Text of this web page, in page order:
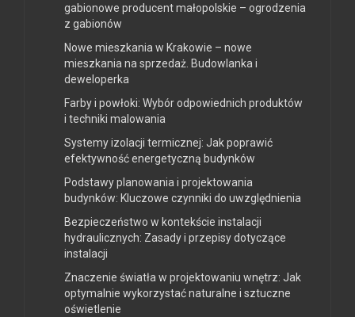
gabionowe producent małopolskie – ogrodzenia
z gabionów
Nowe mieszkania w Krakowie – nowe
mieszkania na sprzedaż. Budowlanka i
deweloperka
Farby i powłoki: Wybór odpowiednich produktów
i techniki malowania
Systemy izolacji termicznej: Jak poprawić
efektywność energetyczną budynków
Podstawy planowania i projektowania
budynków: Kluczowe czynniki do uwzględnienia
Bezpieczeństwo w kontekście instalacji
hydraulicznych: Zasady i przepisy dotyczące
instalacji
Znaczenie światła w projektowaniu wnętrz: Jak
optymalnie wykorzystać naturalne i sztuczne
oświetlenie